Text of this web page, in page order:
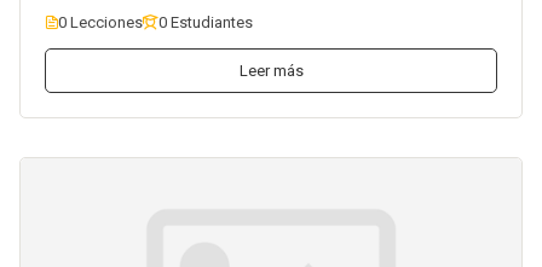
0 Lecciones 0 Estudiantes
Leer más